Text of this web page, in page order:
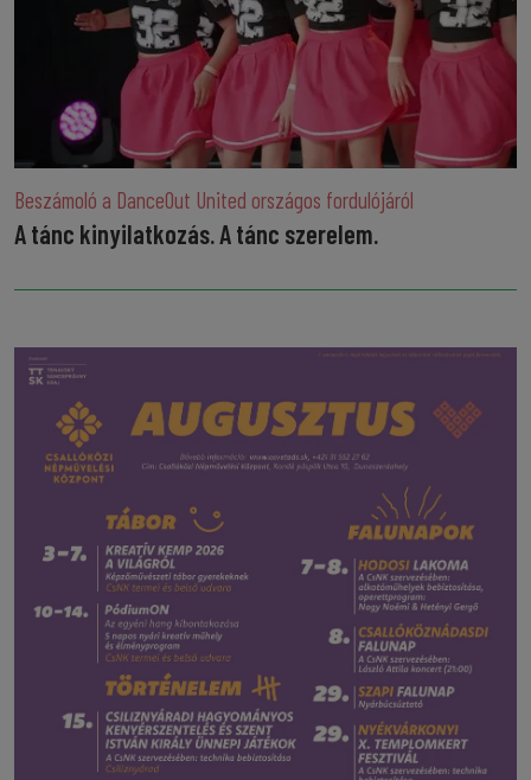
Beszámoló a DanceOut United országos fordulójáról
A tánc kinyilatkozás. A tánc szerelem.